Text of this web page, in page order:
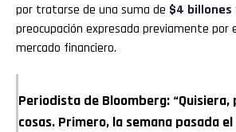
por tratarse de una suma de $4 billones
preocupación expresada previamente por
mercado financiero.
Periodista de Bloomberg:
cosas. Primero, la semana pasada